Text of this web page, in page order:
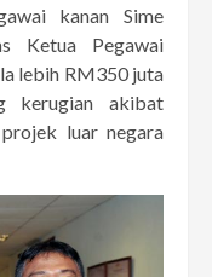
kanan Sime
Ketua Pegawai
lebih RM350 juta
kerugian akibat
luar negara